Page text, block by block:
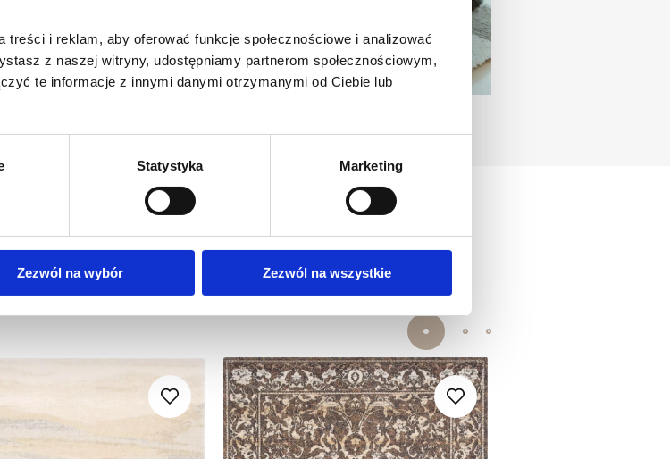
i reklam, aby oferować funkcje społecznościowe i analizować
z naszej witryny, udostępniamy partnerom społecznościowym,
te informacje z innymi danymi otrzymanymi od Ciebie lub
Statystyka Marketing
Zezwól na wybór Zezwól na wszystkie